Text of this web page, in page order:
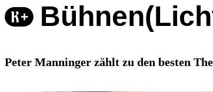
Peter Manninger zählt zu den besten